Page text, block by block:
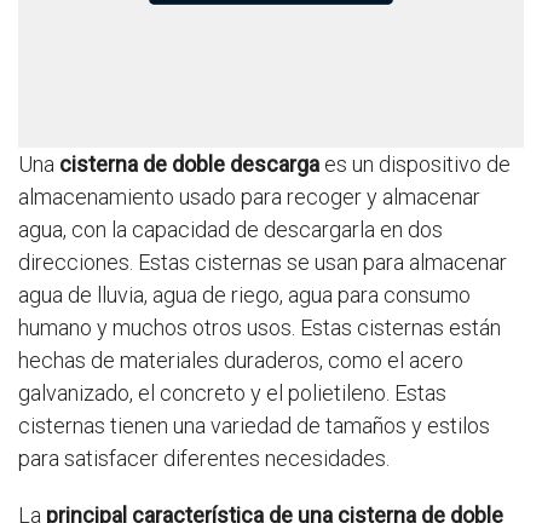
Una cisterna de doble descarga es un dispositivo de
almacenamiento usado para recoger y almacenar
agua, con la capacidad de descargarla en dos
direcciones. Estas cisternas se usan para almacenar
agua de lluvia, agua de riego, agua para consumo
humano y muchos otros usos. Estas cisternas están
hechas de materiales duraderos, como el acero
galvanizado, el concreto y el polietileno. Estas
cisternas tienen una variedad de tamaños y estilos
para satisfacer diferentes necesidades.
La principal característica de una cisterna de doble